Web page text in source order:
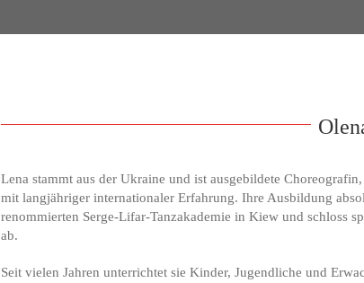
Lena stammt aus der Ukraine und ist ausgebildete
mit langjähriger internationaler Erfahrung. Ihre Ausbildung
renommierten Serge-Lifar-Tanzakademie in Kiew und schloss
ab.
Seit vielen Jahren unterrichtet sie Kinder, Jugendliche und